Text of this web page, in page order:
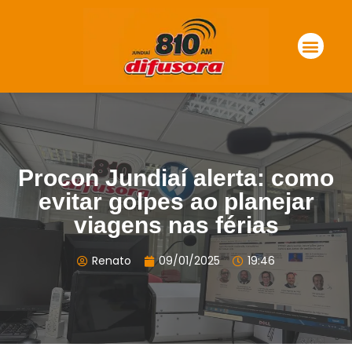
Procon Jundiaí alerta: como
evitar golpes ao planejar
viagens nas férias
Renato 09/01/2025 19:46